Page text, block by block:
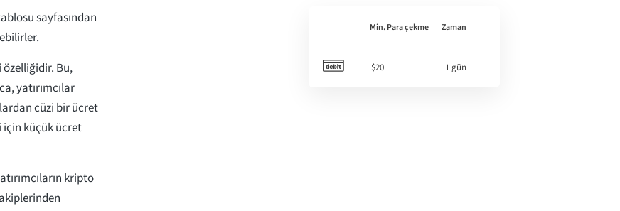
sayfasından
Bu,
yatırımcılar
cüzi bir ücret
için küçük ücret
kripto
Min. Para çekme Zaman
$20 1 gün